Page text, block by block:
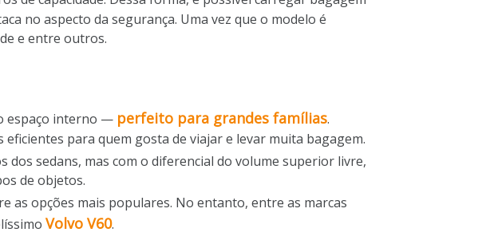
no aspecto da segurança. Uma vez que o modelo é
e entre outros.
espaço interno — perfeito para grandes famílias.
para quem gosta de viajar e levar muita bagagem.
dos sedans, mas com o diferencial do volume superior livre,
de objetos.
as opções mais populares. No entanto, entre as marcas
Volvo V60.